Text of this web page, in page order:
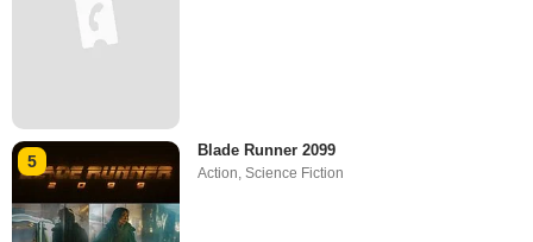
5
Blade Runner 2099
Action ,Science Fiction